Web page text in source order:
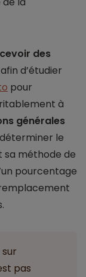
des
d’étudier
pour
à
générales
le
sa méthode de
pourcentage
pas